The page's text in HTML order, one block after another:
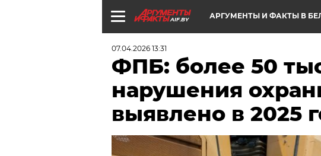
AIF.BY АРГУМЕНТЫ И ФАКТЫ В
07.04.2026 13:31
ФПБ: более 50
нарушения
выявлено в 2025